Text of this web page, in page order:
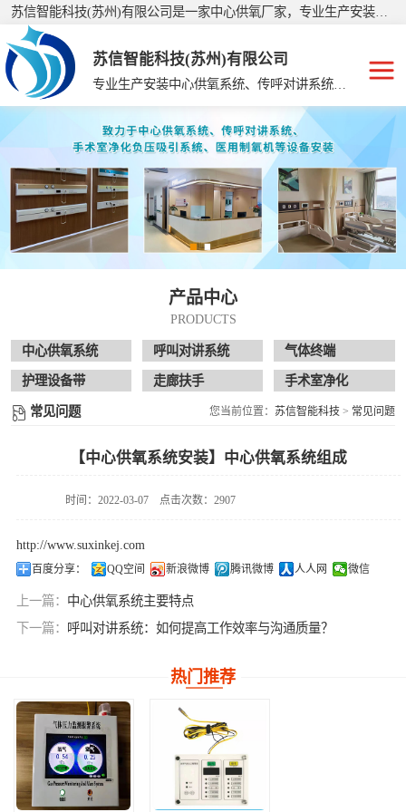
苏信智能科技(苏州)有限公司
产品中心
PRODUCTS
中心供氧系统 呼叫对讲系统 气体终端
护理设备带 走廊扶手 手术室净化
常见问题 您当前位置： 苏信智能科技 > 常见问题
【中心供氧系统安装】中心供氧系统组成
时间：2022-03-07 点击次数：2907
http://www.suxinkej.com
百度分享： QQ空间 新浪微博 腾讯微博 人人网 微信
上一篇： 中心供氧系统主要特点
下一篇： 呼叫对讲系统：如何提高工作效率与沟通质量？
热门推荐
中心供氧系统
呼叫对讲系统
气体终端
手术室净化
供氧系统维修配